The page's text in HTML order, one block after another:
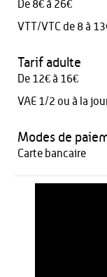
De 8€ à 26€
VTT/VTC de 8 à
Tarif adulte
De 12€ à 16€
VAE 1/2 ou à la
Modes de
Carte bancaire